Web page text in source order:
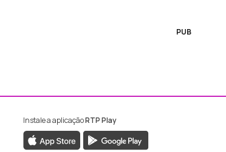
PUB
RTP Madeira
da RTP Madeira
Instale a aplicaçãoRTP Play